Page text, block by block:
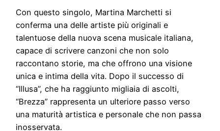
Con questo singolo, Martina Marchetti si
conferma una delle artiste più originali e
talentuose della nuova scena musicale italiana,
capace di scrivere canzoni che non solo
raccontano storie, ma che offrono una visione
unica e intima della vita. Dopo il successo di
“Illusa”, che ha raggiunto migliaia di ascolti,
“Brezza” rappresenta un ulteriore passo verso
una maturità artistica e personale che non passa
inosservata.